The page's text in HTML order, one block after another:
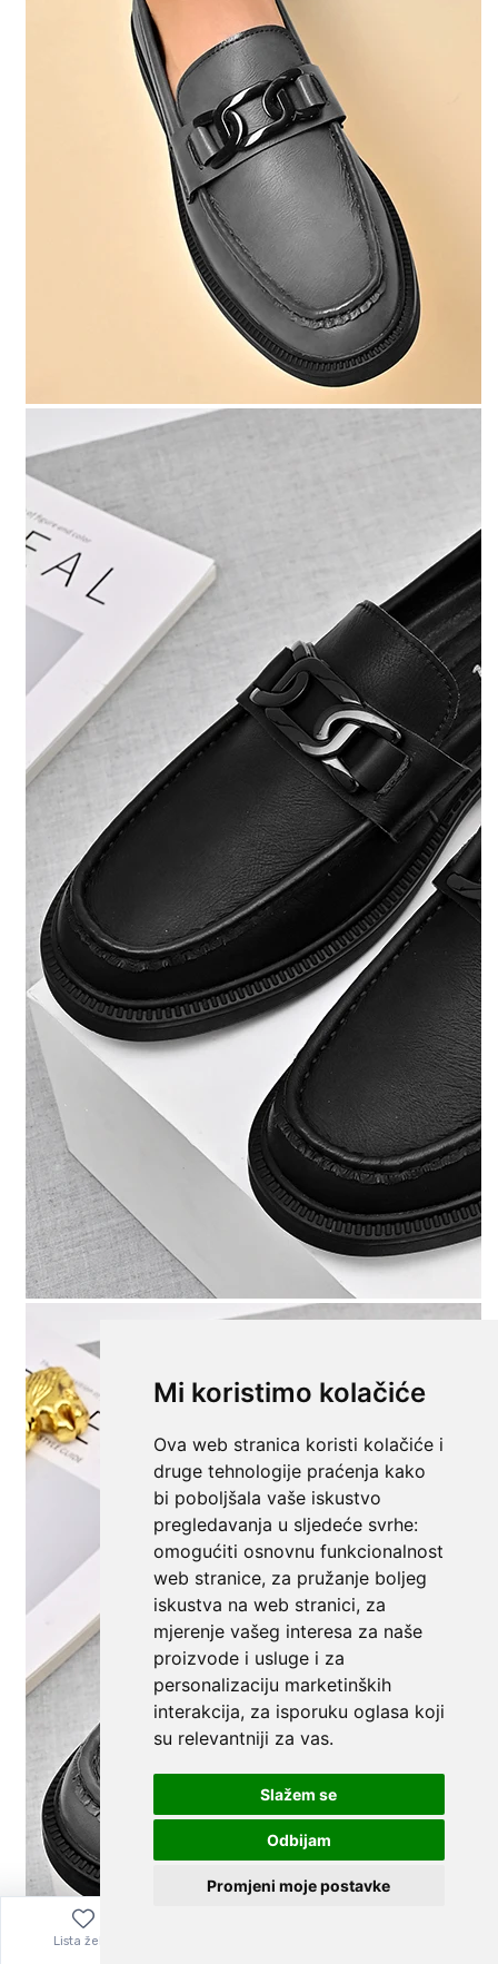
Mi koristimo kolačiće
Ova web stranica koristi kolačiće i
druge tehnologije praćenja kako
bi poboljšala vaše iskustvo
pregledavanja u sljedeće svrhe:
omogućiti osnovnu funkcionalnost
web stranice, za pružanje boljeg
iskustva na web stranici, za
mjerenje vašeg interesa za naše
proizvode i usluge i za
personalizaciju marketinških
interakcija, za isporuku oglasa koji
su relevantniji za vas.
Slažem se
Odbijam
Promjeni moje postavke
Lista želja